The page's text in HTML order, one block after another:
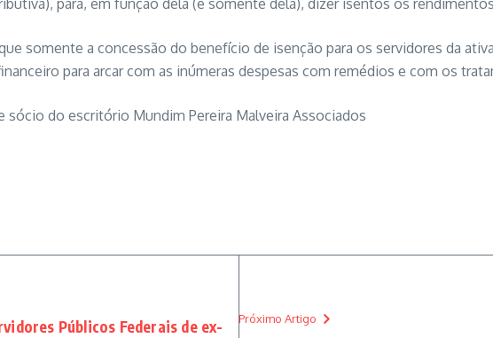
para, em função dela (e somente dela), dizer isentos os
somente a concessão do benefício de isenção para os servidores da
para arcar com as inúmeras despesas com remédios e com os
do escritório Mundim Pereira Malveira Associados
Públicos Federais de ex-
Próximo Artigo